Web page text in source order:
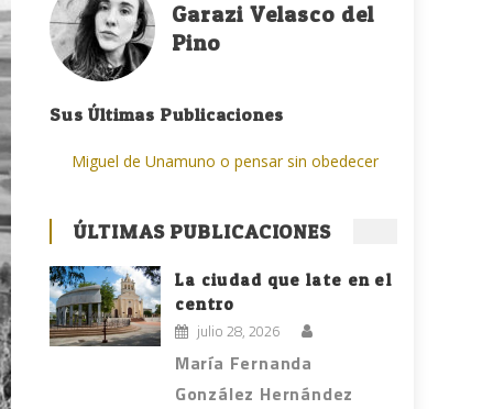
Garazi Velasco del
Pino
Sus Últimas Publicaciones
Miguel de Unamuno o pensar sin obedecer
ÚLTIMAS PUBLICACIONES
La ciudad que late en el
centro
julio 28, 2026
María Fernanda
González Hernández